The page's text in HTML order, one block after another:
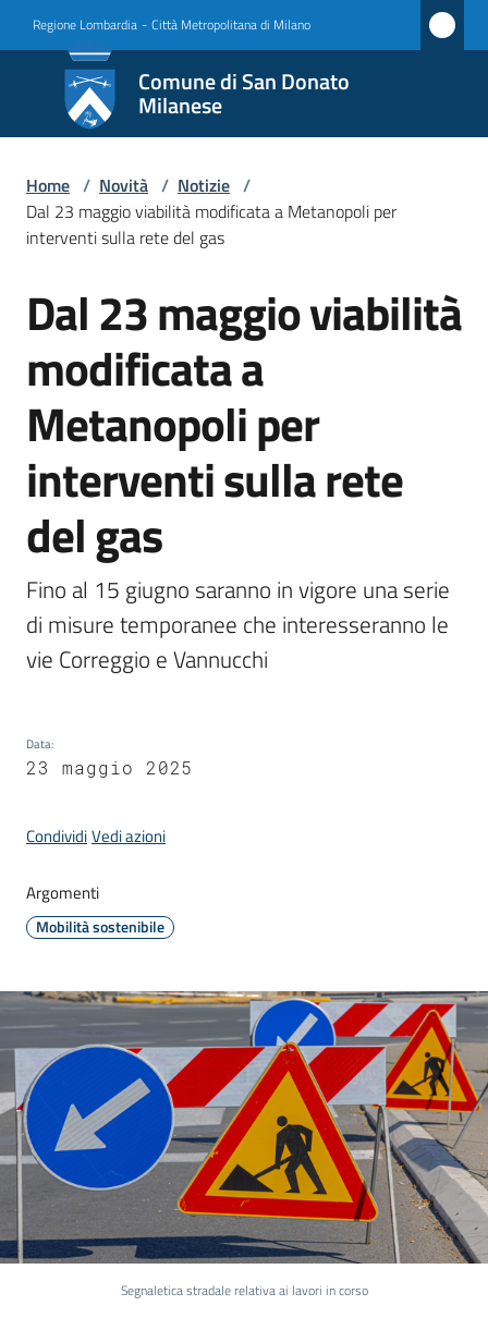
Regione Lombardia - Città Metropolitana di Milano
Comune di San Donato
Milanese
Comune
di San
Donato
Milanese
Novità
Menu selezionato
Servizi
Vivere
San
Donato
Milanese
Tutti
su
Home / Novità / Notizie /
Dal 23 maggio viabilità modificata a Metanopoli per
interventi sulla rete del gas
Salta al contenuto
Dal 23 maggio viabilità
modificata a
Metanopoli per
interventi sulla rete
del gas
Fino al 15 giugno saranno in vigore una serie
di misure temporanee che interesseranno le
vie Correggio e Vannucchi
Data:
23 maggio 2025
CondividiVedi azioni
Argomenti
Mobilità sostenibile
Segnaletica stradale relativa ai lavori in corso